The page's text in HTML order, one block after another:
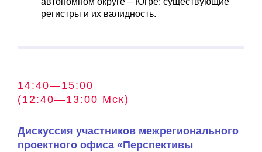
регистры и их валидность.
14:40—15:00
(12:40—13:00 Мск)
Дискуссия участников межрегионального
проектного офиса «Перспективы